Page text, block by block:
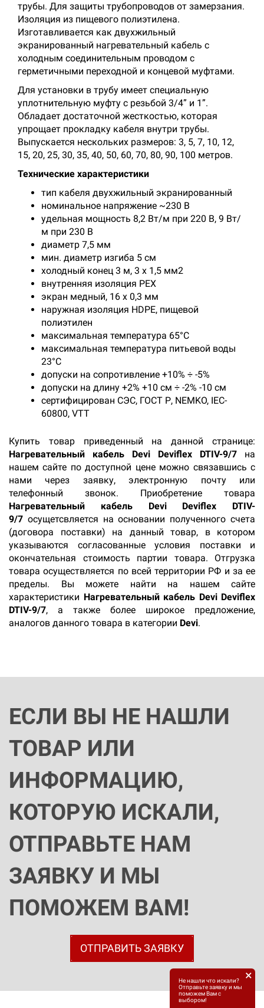
трубы. Для защиты трубопроводов от замерзания.
Изоляция из пищевого полиэтилена.
Изготавливается как двухжильный
экранированный нагревательный кабель с
холодным соединительным проводом с
герметичными переходной и концевой муфтами.
Для установки в трубу имеет специальную
уплотнительную муфту с резьбой 3/4” и 1”.
Обладает достаточной жесткостью, которая
упрощает прокладку кабеля внутри трубы.
Выпускается нескольких размеров: 3, 5, 7, 10, 12,
15, 20, 25, 30, 35, 40, 50, 60, 70, 80, 90, 100 метров.
Технические характеристики
тип кабеля двухжильный экранированный
номинальное напряжение ~230 В
удельная мощность 8,2 Вт/м при 220 В, 9 Вт/
м при 230 В
диаметр 7,5 мм
мин. диаметр изгиба 5 см
холодный конец 3 м, 3 х 1,5 мм2
внутренняя изоляция РЕХ
экран медный, 16 х 0,3 мм
наружная изоляция HDPE, пищевой
полиэтилен
максимальная температура 65°C
максимальная температура питьевой воды
23°C
допуски на сопротивление +10% ÷ -5%
допуски на длину +2% +10 см ÷ -2% -10 см
сертифицирован СЭС, ГОСТ Р, NEMKO, IEC-
60800, VTT
Купить товар приведенный на данной странице:
Нагревательный кабель Devi Deviflex DTIV-9/7 на
нашем сайте по доступной цене можно связавшись с
нами через заявку, электронную почту или
телефонный звонок. Приобретение товара
Нагревательный кабель Devi Deviflex DTIV-
9/7 осущетсвляется на основании полученного счета
(договора поставки) на данный товар, в котором
указываются согласованные условия поставки и
окончательная стоимость партии товара. Отгрузка
товара осуществляется по всей территории РФ и за ее
пределы. Вы можете найти на нашем сайте
характеристики Нагревательный кабель Devi Deviflex
DTIV-9/7, а также более широкое предложение,
аналогов данного товара в категории Devi.
ЕСЛИ ВЫ НЕ НАШЛИ
ТОВАР ИЛИ
ИНФОРМАЦИЮ,
КОТОРУЮ ИСКАЛИ,
ОТПРАВЬТЕ НАМ
ЗАЯВКУ И МЫ
ПОМОЖЕМ ВАМ!
ОТПРАВИТЬ ЗАЯВКУ
Не нашли что искали?
Отправьте заявку и мы
поможем Вам с
выбором!
×